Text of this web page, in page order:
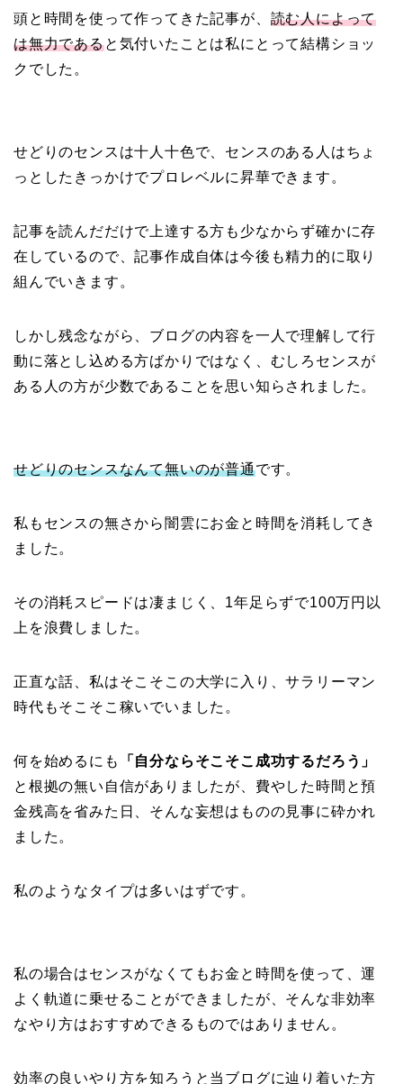
頭と時間を使って作ってきた記事が、 読む人によって
は無力であると気付いたことは私にとって結構ショッ
クでした。
せどりのセンスは十人十色で、センスのある人はちょ
っとしたきっかけでプロレベルに昇華できます。
記事を読んだだけで上達する方も少なからず確かに存
在しているので、記事作成自体は今後も精力的に取り
組んでいきます。
しかし残念ながら、ブログの内容を一人で理解して行
動に落とし込める方ばかりではなく、むしろセンスが
ある人の方が少数であることを思い知らされました。
せどりのセンスなんて無いのが普通です。
私もセンスの無さから闇雲にお金と時間を消耗してき
ました。
その消耗スピードは凄まじく、1年足らずで100万円以
上を浪費しました。
正直な話、私はそこそこの大学に入り、サラリーマン
時代もそこそこ稼いでいました。
何を始めるにも
「自分ならそこそこ成功するだろう」
と根拠の無い自信がありましたが、費やした時間と預
金残高を省みた日、そんな妄想はものの見事に砕かれ
ました。
私のようなタイプは多いはずです。
私の場合はセンスがなくてもお金と時間を使って、運
よく軌道に乗せることができましたが、そんな非効率
なやり方はおすすめできるものではありません。
効率の良いやり方を知ろうと当ブログに辿り着いた方